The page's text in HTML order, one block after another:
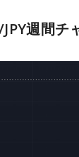
週間チ